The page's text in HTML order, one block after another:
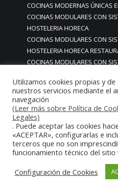
COCINAS MODERNAS ÚNICAS
COCINAS MODULARES CON
HOSTELERIA HORECA
COCINAS MODULARES CON
HOSTELERIA HORECA
COCINAS MODULARES CON
COMEDORES
Cocinas modulares
Cocinas modulares
Cocinas modulares
estrella Michelin
COCINAS MODULARES PARA
Cocinas modulos integrados
COCINAS MONOBLOC
cocinas monobloc
Utilizamos cookies propias y
nuestros servicios mediante el
navegación
(Leer más sobre Política de
Legales)
. Puede aceptar las cookies
«ACEPTAR», configurarlas e
terceros que no son
funcionamiento técnico del sitio
Configuración de Cookies